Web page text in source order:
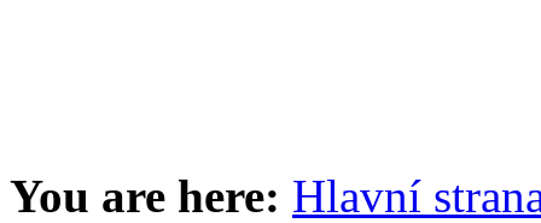
You are here: Hlavní